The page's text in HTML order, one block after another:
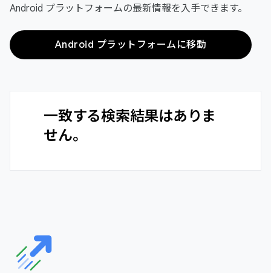
Android プラットフォームの最新情報を入手できます。
Android プラットフォームに移動
一致する検索結果はありま
せん。